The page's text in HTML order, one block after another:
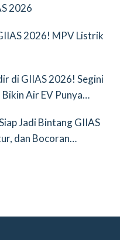
2026
2026! MPV Listrik
di GIIAS 2026! Segini
Air EV Punya
Jadi Bintang GIIAS
dan Bocoran